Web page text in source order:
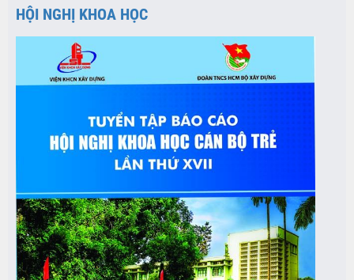
HỘI NGHỊ KHOA HỌC